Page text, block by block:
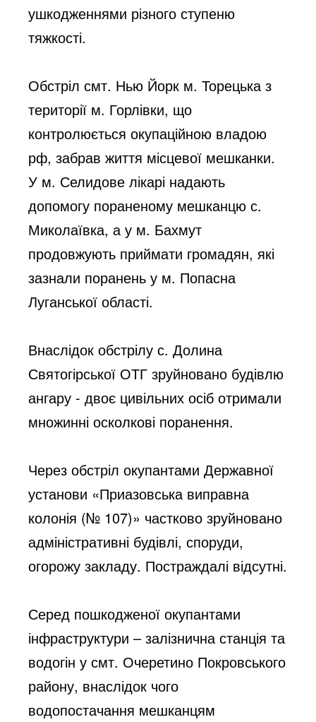
ушкодженнями різного ступеню
тяжкості.
Обстріл смт. Нью Йорк м. Торецька з
території м. Горлівки, що
контролюється окупаційною владою
рф, забрав життя місцевої мешканки.
У м. Селидове лікарі надають
допомогу пораненому мешканцю с.
Миколаївка, а у м. Бахмут
продовжують приймати громадян, які
зазнали поранень у м. Попасна
Луганської області.
Внаслідок обстрілу с. Долина
Святогірської ОТГ зруйновано будівлю
ангару - двоє цивільних осіб отримали
множинні осколкові поранення.
Через обстріл окупантами Державної
установи «Приазовська виправна
колонія (№ 107)» частково зруйновано
адміністративні будівлі, споруди,
огорожу закладу. Постраждалі відсутні.
Серед пошкодженої окупантами
інфраструктури – залізнична станція та
водогін у смт. Очеретино Покровського
району, внаслідок чого
водопостачання мешканцям